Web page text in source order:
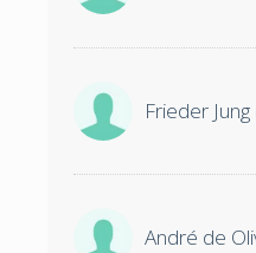
Frieder Jung
André de